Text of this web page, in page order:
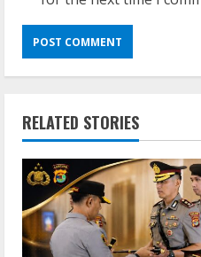
RELATED STORIES